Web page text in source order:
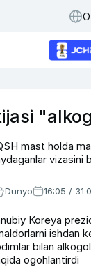
mast holda
vizasini
Dunyo 16:05 /
Koreya
ishdan
bilan
ogohlantirdi